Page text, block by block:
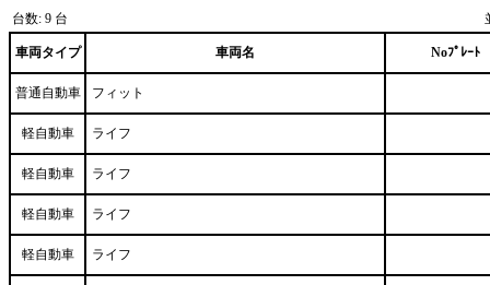
台数: 9 台
車両タイプ 車両名 Noﾌﾟﾚｰﾄ
普通自動車 フィット
軽自動車 ライフ
軽自動車 ライフ
軽自動車 ライフ
軽自動車 ライフ